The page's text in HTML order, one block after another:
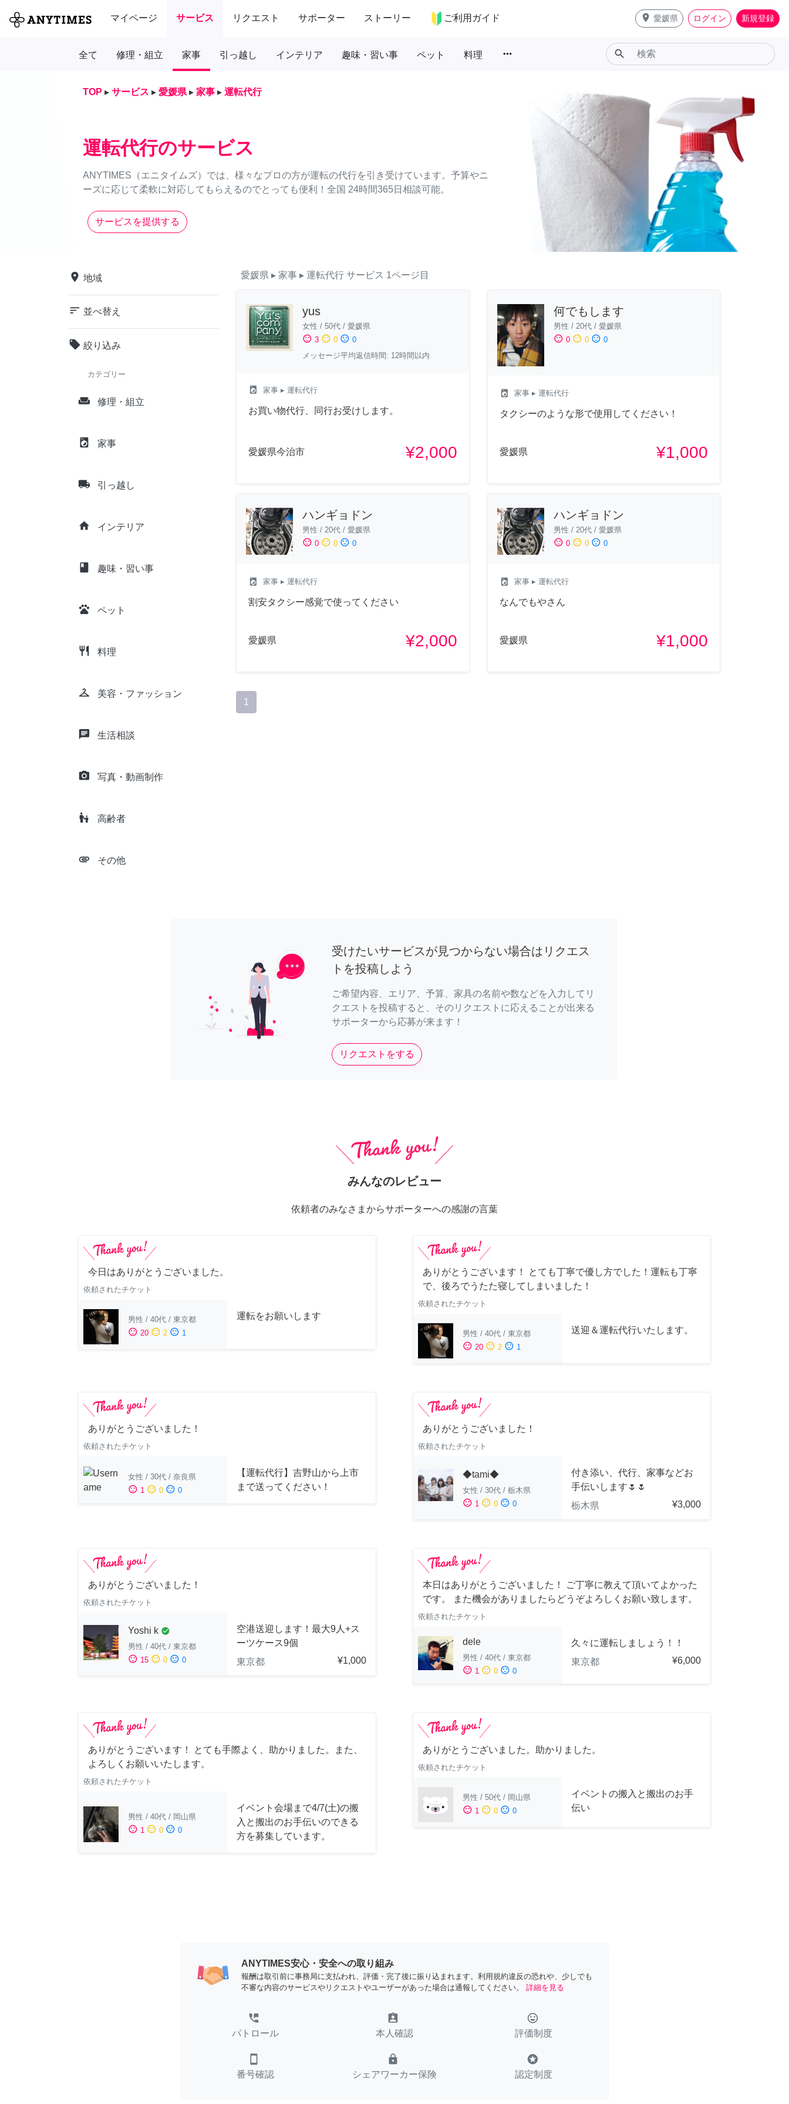
マイページ サービス リクエスト サポーター ストーリー ご利用ガイド place 愛媛県 ログイン 新規登録
全て 修理・組立 家事 引っ越し インテリア 趣味・習い事 ペット 料理 more_horiz search
TOP ▸ サービス ▸ 愛媛県 ▸ 家事 ▸ 運転代行
運転代行のサービス
ANYTIMES（エニタイムズ）では、様々なプロの方が運転の代行を引き受けています。予算やニ
ーズに応じて柔軟に対応してもらえるのでとっても便利！全国 24時間365日相談可能。
サービスを提供する
place 地域
sort 並べ替え
local_offer 絞り込み
カテゴリー
weekend 修理・組立
local_laundry_service 家事
local_shipping 引っ越し
home インテリア
class 趣味・習い事
pets ペット
restaurant 料理
checkroom 美容・ファッション
chat 生活相談
camera_alt 写真・動画制作
escalator_warning 高齢者
attachment その他
愛媛県 ▸ 家事 ▸ 運転代行 サービス 1ページ目
yus
女性 / 50代 / 愛媛県
sentiment_satisfied 3 sentiment_neutral 0 sentiment_dissatisfied 0
メッセージ平均返信時間: 12時間以内
local_laundry_service 家事 ▸ 運転代行
お買い物代行、同行お受けします。
愛媛県今治市 ¥2,000
何でもします
男性 / 20代/ 愛媛県
sentiment_satisfied 0 sentiment_neutral 0 sentiment_dissatisfied 0
local_laundry_service 家事▸ 運転代行
タクシーのような形で使用してください！
愛媛県 ¥1,000
ハンギョドン
男性 / 20代 / 愛媛県
sentiment_satisfied 0 sentiment_neutral 0 sentiment_dissatisfied 0
local_laundry_service 家事 ▸ 運転代行
割安タクシー感覚で使ってください
愛媛県 ¥2,000
ハンギョドン
男性 / 20代/ 愛媛県
sentiment_satisfied 0 sentiment_neutral 0 sentiment_dissatisfied 0
local_laundry_service 家事▸ 運転代行
なんでもやさん
愛媛県 ¥1,000
1
受けたいサービスが見つからない場合はリクエス
トを投稿しよう
ご希望内容、エリア、予算、家具の名前や数などを入力してリ
クエストを投稿すると、そのリクエストに応えることが出来る
サポーターから応募が来ます！
リクエストをする
みんなのレビュー
依頼者のみなさまからサポーターへの感謝の言葉
今日はありがとうございました。
依頼されたチケット
男性 / 40代 / 東京都
sentiment_satisfied 20 sentiment_neutral 2 sentiment_dissatisfied 1
運転をお願いします
ありがとうございます！ とても丁寧で優し方でした！運転も丁寧
で、後ろでうたた寝してしまいました！
依頼されたチケット
男性 / 40代 / 東京都
sentiment_satisfied 20 sentiment_neutral 2 sentiment_dissatisfied 1
送迎＆運転代行いたします。
ありがとうございました！
依頼されたチケット
女性 / 30代 / 奈良県
sentiment_satisfied 1 sentiment_neutral 0 sentiment_dissatisfied 0
【運転代行】吉野山から上市
まで送ってください！
ありがとうございました！
依頼されたチケット
◆tami◆
女性 / 30代 / 栃木県
sentiment_satisfied 1 sentiment_neutral 0 sentiment_dissatisfied 0
付き添い、代行、家事などお
手伝いします🌷🌷
栃木県
¥3,000
ありがとうございました！
依頼されたチケット
Yoshi k check_circle
男性 / 40代 / 東京都
sentiment_satisfied 15 sentiment_neutral 0 sentiment_dissatisfied 0
空港送迎します！最大9人+ス
ーツケース9個
東京都
¥1,000
本日はありがとうございました！ ご丁寧に教えて頂いてよかった
です。 また機会がありましたらどうぞよろしくお願い致します。
依頼されたチケット
dele
男性 / 40代 / 東京都
sentiment_satisfied 1 sentiment_neutral 0 sentiment_dissatisfied 0
久々に運転しましょう！！
東京都
¥6,000
ありがとうございます！ とても手際よく、助かりました。また、
よろしくお願いいたします。
依頼されたチケット
男性 / 40代 / 岡山県
sentiment_satisfied 1 sentiment_neutral 0 sentiment_dissatisfied 0
イベント会場まで4/7(土)の搬
入と搬出のお手伝いのできる
方を募集しています。
ありがとうございました。助かりました。
依頼されたチケット
男性 / 50代 / 岡山県
sentiment_satisfied 1 sentiment_neutral 0 sentiment_dissatisfied 0
イベントの搬入と搬出のお手
伝い
ANYTIMES安心・安全への取り組み
報酬は取引前に事務局に支払われ、評価・完了後に振り込まれます。利用規約違反の恐れや、少しでも
不審な内容のサービスやリクエストやユーザーがあった場合は通報してください。
詳細を見る
perm_phone_msg
パトロール
assignment_ind
本人確認
tag_faces
評価制度
smartphone
番号確認
lock
シェアワーカー保険
stars
認定制度